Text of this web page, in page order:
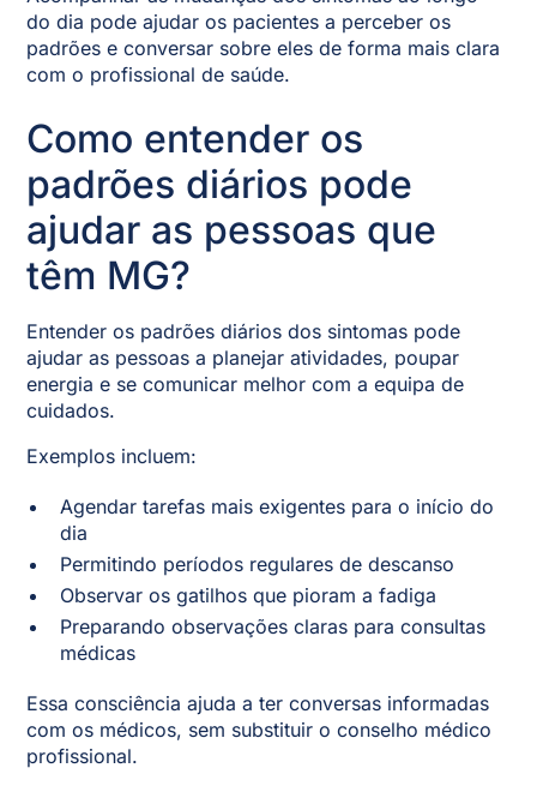
do dia pode ajudar os pacientes a perceber os
padrões e conversar sobre eles de forma mais clara
com o profissional de saúde.
Como entender os
padrões diários pode
ajudar as pessoas que
têm MG?
Entender os padrões diários dos sintomas pode
ajudar as pessoas a planejar atividades, poupar
energia e se comunicar melhor com a equipa de
cuidados.
Exemplos incluem:
Agendar tarefas mais exigentes para o início do
dia
Permitindo períodos regulares de descanso
Observar os gatilhos que pioram a fadiga
Preparando observações claras para consultas
médicas
Essa consciência ajuda a ter conversas informadas
com os médicos, sem substituir o conselho médico
profissional.